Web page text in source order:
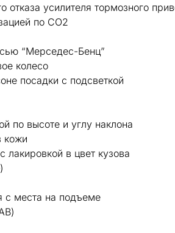
отказа усилителя тормозного
по CO2
“Мерседес-Бенц”
колесо
посадки с подсветкой
по высоте и углу наклона
кожи
в цвет кузова
с места на подъеме